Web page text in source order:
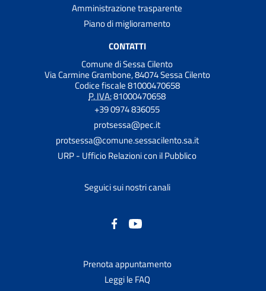
Amministrazione trasparente
Piano di miglioramento
CONTATTI
Comune di Sessa Cilento
Via Carmine Grambone, 84074 Sessa Cilento
Codice fiscale 81000470658
P. IVA:81000470658
+39 0974 836055
protsessa@pec.it
protsessa@comune.sessacilento.sa.it
URP - Ufficio Relazioni con il Pubblico
Seguici sui nostri canali
Prenota appuntamento
Leggi le FAQ